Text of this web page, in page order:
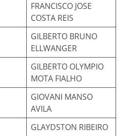
FRANCISCO JOSE
COSTA REIS
GILBERTO BRUNO
ELLWANGER
GILBERTO OLYMPIO
MOTA FIALHO
GIOVANI MANSO
AVILA
GLAYDSTON RIBEIRO